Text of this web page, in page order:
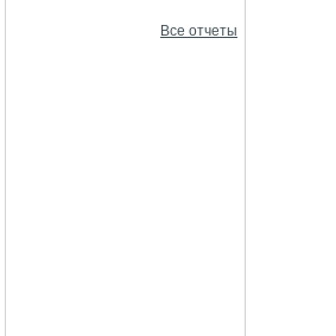
Все отчеты